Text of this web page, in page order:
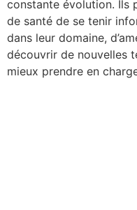
constante évolution. Ils
de santé de se tenir
dans leur domaine,
découvrir de nouvelles
mieux prendre en